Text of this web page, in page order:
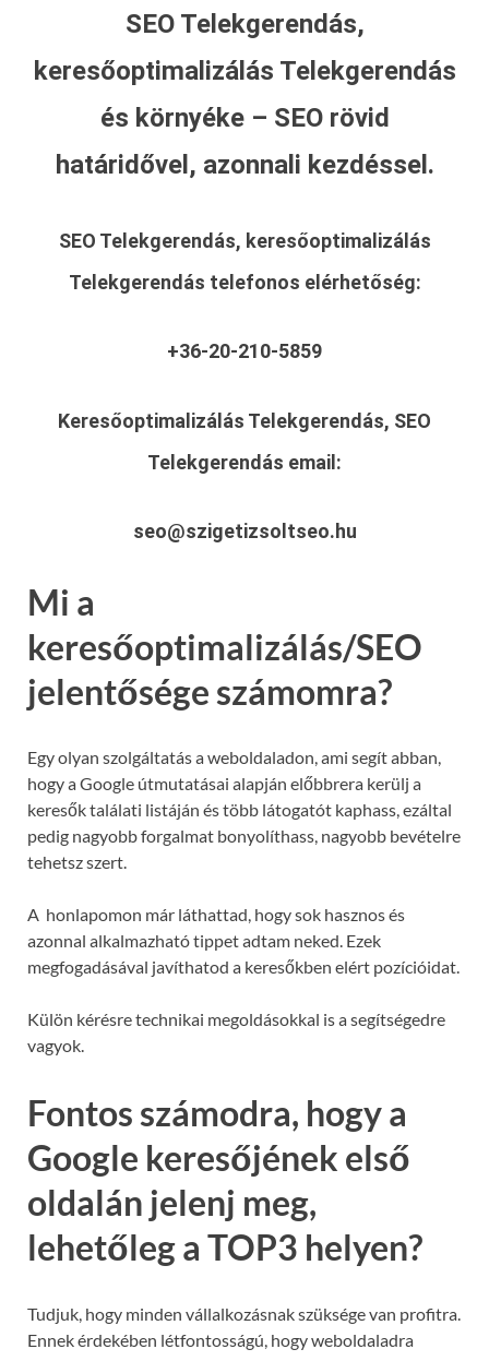
SEO Telekgerendás,
keresőoptimalizálás Telekgerendás
és környéke – SEO rövid
határidővel, azonnali kezdéssel.
SEO Telekgerendás, keresőoptimalizálás
Telekgerendás telefonos elérhetőség:
+36-20-210-5859
Keresőoptimalizálás Telekgerendás, SEO
Telekgerendás email:
seo@szigetizsoltseo.hu
Mi a
keresőoptimalizálás/SEO
jelentősége számomra?
Egy olyan szolgáltatás a weboldaladon, ami segít abban,
hogy a Google útmutatásai alapján előbbrera kerülj a
keresők találati listáján és több látogatót kaphass, ezáltal
pedig nagyobb forgalmat bonyolíthass, nagyobb bevételre
tehetsz szert.
A honlapomon már láthattad, hogy sok hasznos és
azonnal alkalmazható tippet adtam neked. Ezek
megfogadásával javíthatod a keresőkben elért pozícióidat.
Külön kérésre technikai megoldásokkal is a segítségedre
vagyok.
Fontos számodra, hogy a
Google keresőjének első
oldalán jelenj meg,
lehetőleg a TOP3 helyen?
Tudjuk, hogy minden vállalkozásnak szüksége van profitra.
Ennek érdekében létfontosságú, hogy weboldaladra